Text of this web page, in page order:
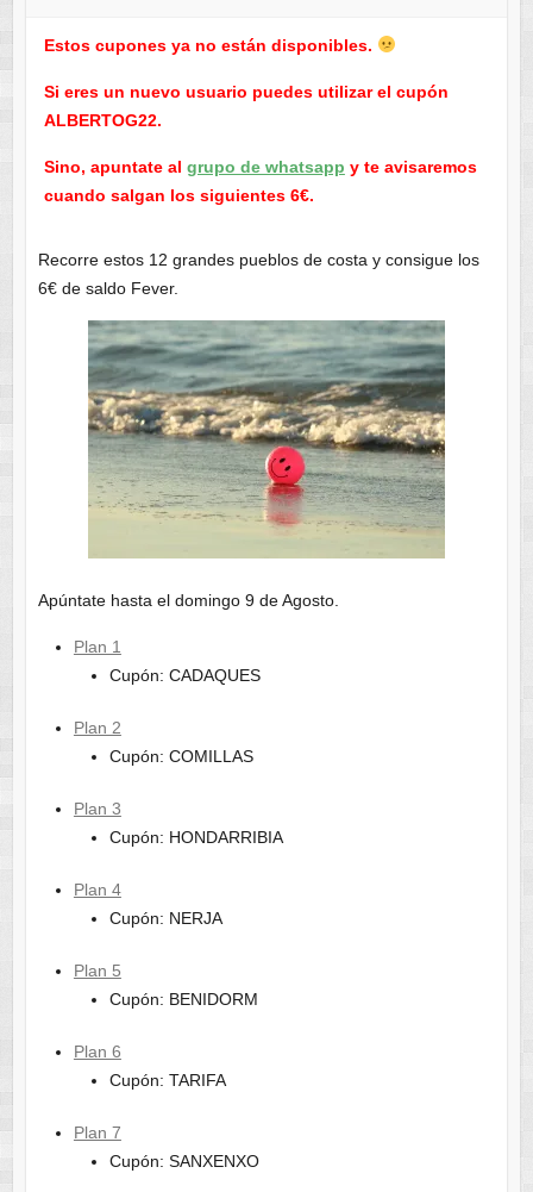
Estos cupones ya no están disponibles.
Si eres un nuevo usuario puedes utilizar el cupón
ALBERTOG22.
Sino, apuntate al grupo de whatsapp y te avisaremos
cuando salgan los siguientes 6€.
Recorre estos 12 grandes pueblos de costa y consigue los
6€ de saldo Fever.
Apúntate hasta el domingo 9 de Agosto.
Plan 1
Cupón: CADAQUES
Plan 2
Cupón: COMILLAS
Plan 3
Cupón: HONDARRIBIA
Plan 4
Cupón: NERJA
Plan 5
Cupón: BENIDORM
Plan 6
Cupón: TARIFA
Plan 7
Cupón: SANXENXO